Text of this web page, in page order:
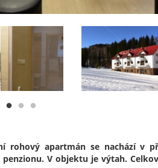
rohový apartmán se nachází v
V objektu je výtah.